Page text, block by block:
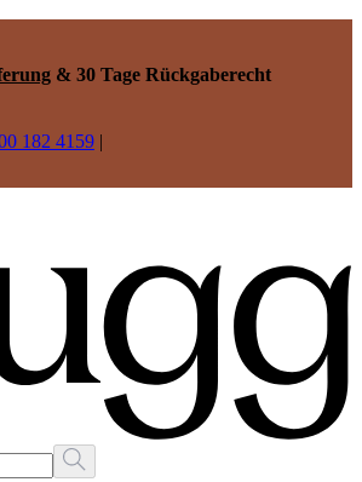
& 30 Tage Rückgaberecht
182 4159 |